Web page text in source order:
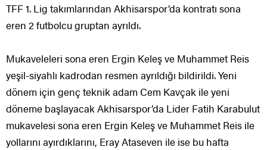
TFF 1. Lig takımlarından Akhisarspor’da kontratı sona
eren 2 futbolcu gruptan ayrıldı.
Mukaveleleri sona eren Ergin Keleş ve Muhammet Reis
yeşil-siyahlı kadrodan resmen ayrıldığı bildirildi. Yeni
dönem için genç teknik adam Cem Kavçak ile yeni
döneme başlayacak Akhisarspor’da Lider Fatih Karabulut
mukavelesi sona eren Ergin Keleş ve Muhammet Reis ile
yollarını ayırdıklarını, Eray Ataseven ile ise bu hafta